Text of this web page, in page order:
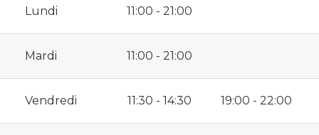
Lundi 11:00 - 21:00
Mardi 11:00 - 21:00
Vendredi 11:30 - 14:30 19:00 - 22:00